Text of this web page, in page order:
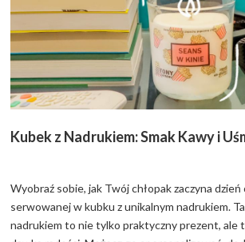
Kubek z Nadrukiem: Smak Kawy i
Wyobraź sobie, jak Twój chłopak zaczyna
serwowanej w kubku z unikalnym nadrukiem.
nadrukiem to nie tylko praktyczny prezent, ale